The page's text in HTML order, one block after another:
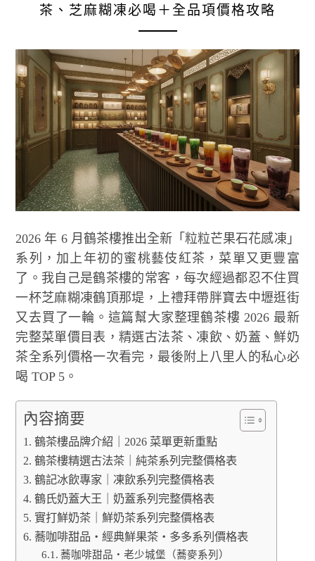
茶、芝麻糊凍必喝＋全品項價格攻略
2026 年 6 月鶴茶樓推出全新「粒粒芒果石花感凍」
系列，加上年初的蜜桃藝伎紅茶，菜單又更豐富
了。我自己是鶴茶樓的常客，每次經過都忍不住買
一杯芝麻糊凍鶴頂那堤，上禮拜帶胖寶去中壢逛街
又去買了一輪。這篇幫大家整理鶴茶樓 2026 最新
完整菜單價目表，精選古法茶、凍飲、奶蓋、鮮奶
茶全系列價格一次看完，最後附上八里人的私心必
喝 TOP 5。
內容摘要
鶴茶樓品牌介紹｜2026 菜單更新重點
鶴茶樓精選古法茶｜純茶系列完整價格表
鶴記冰飲專家｜凍飲系列完整價格表
鶴氏奶蓋大王｜奶蓋系列完整價格表
實打鮮奶茶｜鮮奶茶系列完整價格表
蕎咖啡甜品・經典鮮果茶・多多系列價格表
蕎咖啡甜品・老少城堡（蕎麥系列）